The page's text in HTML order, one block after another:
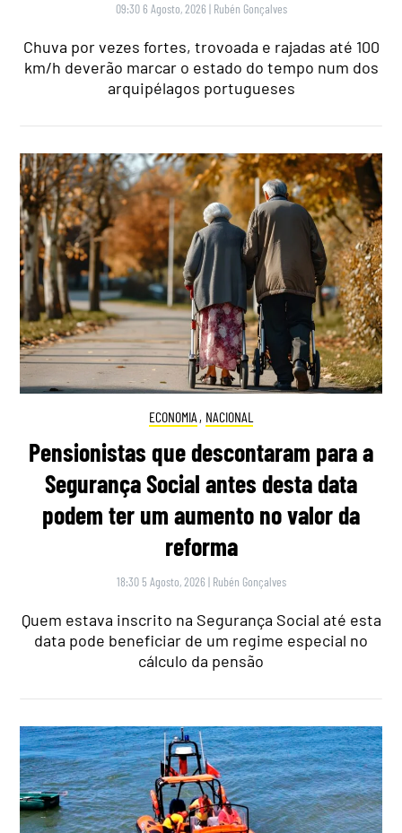
09:30 6 Agosto, 2026 | Rubén Gonçalves
Chuva por vezes fortes, trovoada e rajadas até 100
km/h deverão marcar o estado do tempo num dos
arquipélagos portugueses
ECONOMIA , NACIONAL
Pensionistas que descontaram para a
Segurança Social antes desta data
podem ter um aumento no valor da
reforma
18:30 5 Agosto, 2026 | Rubén Gonçalves
Quem estava inscrito na Segurança Social até esta
data pode beneficiar de um regime especial no
cálculo da pensão